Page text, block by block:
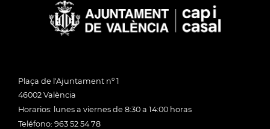
Plaça de l'Ajuntament nº 1
46002 València
Horarios: lunes a viernes de 8:30 a 14:00 horas
Teléfono: 963 52 54 78